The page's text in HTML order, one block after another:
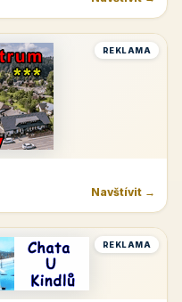
REKLAMA
Navštívit →
REKLAMA